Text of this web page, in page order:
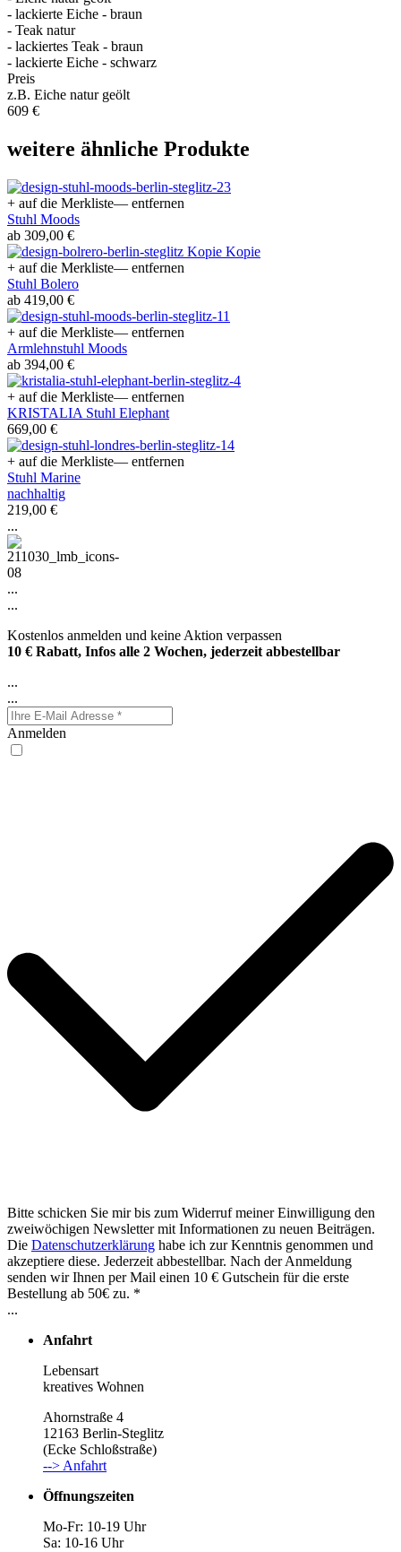
- lackierte Eiche - braun
- Teak natur
- lackiertes Teak - braun
- lackierte Eiche - schwarz
Preis
z.B. Eiche natur geölt
609 €
weitere ähnliche Produkte
+ auf die Merkliste— entfernen
Stuhl Moods
ab 309,00 €
+ auf die Merkliste— entfernen
Stuhl Bolero
ab 419,00 €
+ auf die Merkliste— entfernen
Armlehnstuhl Moods
ab 394,00 €
+ auf die Merkliste— entfernen
KRISTALIA Stuhl Elephant
669,00 €
+ auf die Merkliste— entfernen
Stuhl Marine
nachhaltig
219,00 €
...
...
...
Kostenlos anmelden und keine Aktion verpassen
10 € Rabatt, Infos alle 2 Wochen, jederzeit abbestellbar
...
...
Anmelden
Bitte schicken Sie mir bis zum Widerruf meiner Einwilligung den
zweiwöchigen Newsletter mit Informationen zu neuen Beiträgen.
Die Datenschutzerklärung habe ich zur Kenntnis genommen und
akzeptiere diese. Jederzeit abbestellbar. Nach der Anmeldung
senden wir Ihnen per Mail einen 10 € Gutschein für die erste
Bestellung ab 50€ zu. *
...
Anfahrt
Lebensart
kreatives Wohnen
Ahornstraße 4
12163 Berlin-Steglitz
(Ecke Schloßstraße)
--> Anfahrt
Öffnungszeiten
Mo-Fr: 10-19 Uhr
Sa: 10-16 Uhr